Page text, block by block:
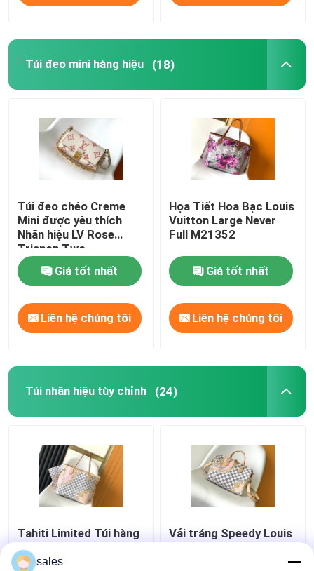
Túi Messenger hàng hiệu
Túi nhãn hiệu tùy chỉnh
Túi xách nam hàng hiệu
Túi Monogram thiết kế
Túi đeo yên ngựa
Ba lô thương hiệu thiết kế
Túi đeo mini hàng hiệu (18)
Túi đeo chéo Creme
Mini được yêu thích
Nhãn hiệu LV Rose
Trianon Two
Monogram Empreinte
LeatherGiá tốt nhất
Liên hệ chúng tôi
Họa Tiết Hoa Bạc Louis
Vuitton Large Never
Full M21352
Giá tốt nhất
Liên hệ chúng tôi
Túi nhãn hiệu tùy chỉnh (24)
Tahiti Limited Túi hàng
hiệu Custom kẻ ca rô
Louis Vuitton Neverfull
Vải tráng Speedy Louis
sales